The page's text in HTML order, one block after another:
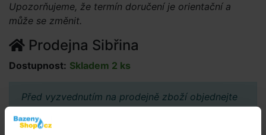
Upozorňujeme, že termín doručení je orientační a
může se změnit.
Prodejna Sibřina
Dostupnost: Skladem 2 ks
Před vyzvednutím na prodejně zboží objednejte
vyzvednutí.